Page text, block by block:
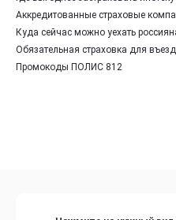
Аккредитованные страховые
Куда сейчас можно уехать
Обязательная страховка для
Промокоды ПОЛИС 812